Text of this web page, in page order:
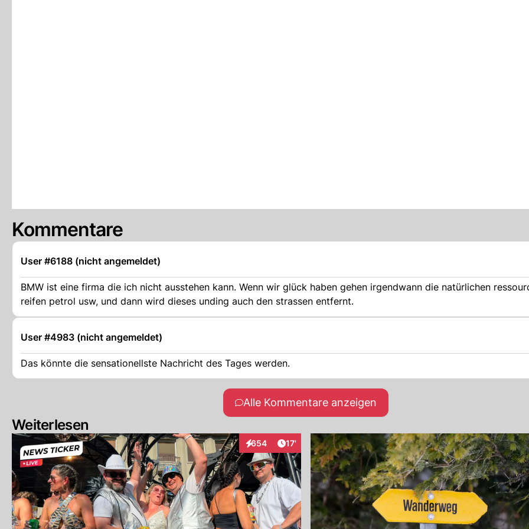
Kommentare
User #6188 (nicht angemeldet)
BMW ist eine firma die ich nicht ausstehen kann. Wenn wir glück haben gehen irgendwann die natürlichen
reifen petrol usw, und dann wird dieses unding auch den strassen entfernt.
User #4983 (nicht angemeldet)
Das könnte die sensationellste Nachricht des Tages werden.
Alle Kommentare anzeigen
Weiterlesen
654
InteraktionenArtikel veröffentlicht:
17'